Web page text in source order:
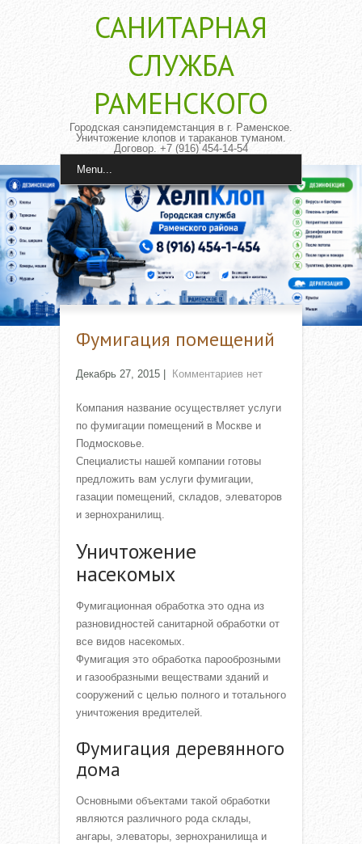
САНИТАРНАЯ
CЛУЖБА
РАМЕНСКОГО
Городская санэпидемстанция в г. Раменское.
Уничтожение клопов и тараканов туманом.
Договор. +7 (916) 454-14-54
Menu...
Фумигация помещений
Декабрь 27, 2015 Комментариев нет
Компания название осуществляет услуги
по фумигации помещений в Москве и
Подмосковье.
Специалисты нашей компании готовы
предложить вам услуги фумигации,
газации помещений, складов, элеваторов
и зернохранилищ.
Уничтожение
насекомых
Фумигационная обработка это одна из
разновидностей санитарной обработки от
все видов насекомых.
Фумигация это обработка парооброзными
и газообразными веществами зданий и
сооружений с целью полного и тотального
уничтожения вредителей.
Фумигация деревянного
дома
Основными объектами такой обработки
являются различного рода склады,
ангары, элеваторы, зернохранилища и